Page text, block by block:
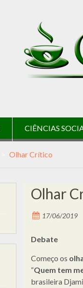
CIÊNCIAS
Olhar Crítico
Olhar
17/06/2019
Debate
Começo os
“Quem tem
brasileira